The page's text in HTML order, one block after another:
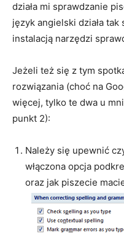
działa mi sprawdzanie
język angielski działa
instalacją narzędzi
Jeżeli też się z tym
rozwiązania (choć na
więcej, tylko te dwa u
punkt 2):
Należy się upewnić
włączona opcja
oraz jak piszecie